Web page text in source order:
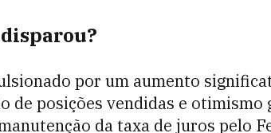
por um aumento
de posições vendidas e
da taxa de juros pelo